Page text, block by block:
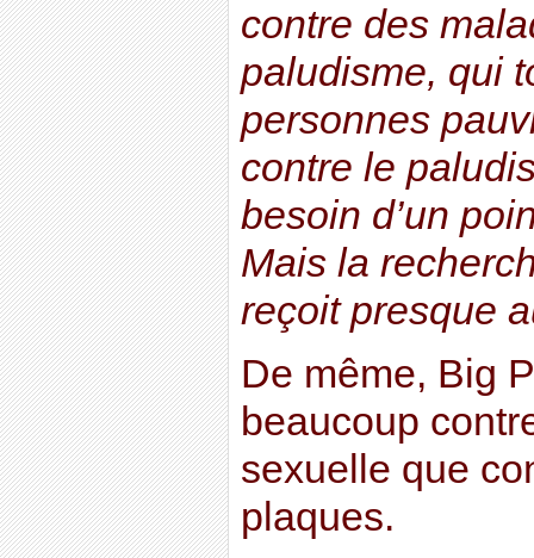
contre des
paludisme, qui
personnes
contre le
besoin d’un
Mais la
reçoit presque
De même, Big
beaucoup
sexuelle que
plaques.